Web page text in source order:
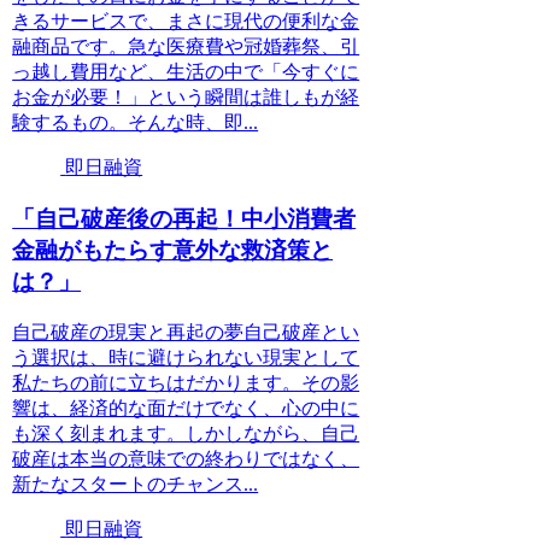
きるサービスで、まさに現代の便利な金
融商品です。急な医療費や冠婚葬祭、引
っ越し費用など、生活の中で「今すぐに
お金が必要！」という瞬間は誰しもが経
験するもの。そんな時、即...
即日融資
「自己破産後の再起！中小消費者
金融がもたらす意外な救済策と
は？」
自己破産の現実と再起の夢自己破産とい
う選択は、時に避けられない現実として
私たちの前に立ちはだかります。その影
響は、経済的な面だけでなく、心の中に
も深く刻まれます。しかしながら、自己
破産は本当の意味での終わりではなく、
新たなスタートのチャンス...
即日融資